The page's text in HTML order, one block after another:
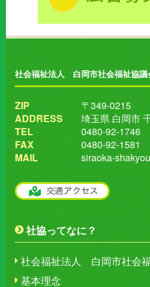
社会福祉法人 白岡市社会福祉協議
ZIP
〒349-0215
ADDRESS
埼玉県 白岡市
TEL
0480-92-1746
FAX
0480-92-1581
MAIL
siraoka-
社協ってなに？
社会福祉法人 白岡市社会
基本理念